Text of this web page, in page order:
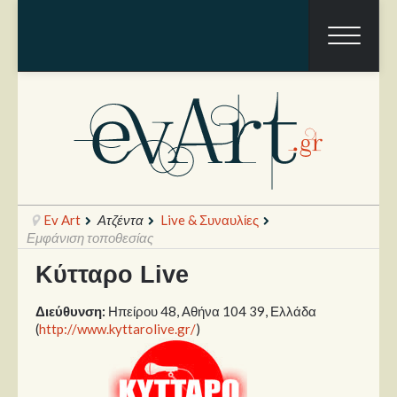
Ραπόρτο
Live & Συναυλίες
Συνεντεύξεις
Ev Art Ατζέντα
Live & Συναυλίες
Εμφάνιση τοποθεσίας
Κύτταρο Live
Διεύθυνση: Ηπείρου 48, Αθήνα 104 39, Ελλάδα
(http://www.kyttarolive.gr/)